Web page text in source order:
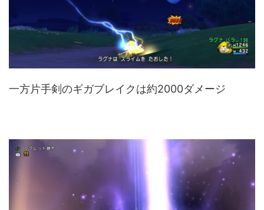
一方片手剣のギガブレイクは約2000ダメージ